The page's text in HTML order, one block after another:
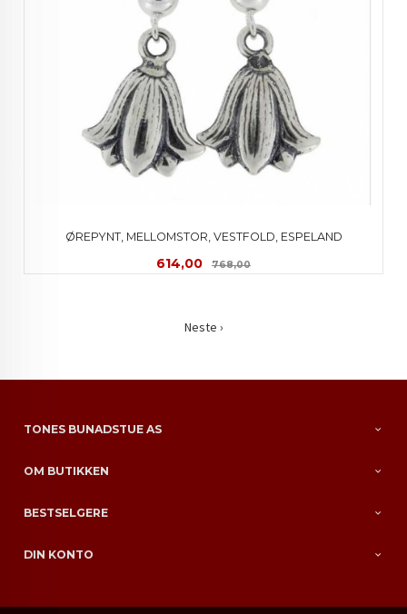
ØREPYNT, MELLOMSTOR, VESTFOLD, ESPELAND
Tilbud
614,00 768,00Rabatt
Neste ›
TONES BUNADSTUE AS
OM BUTIKKEN
BESTSELGERE
DIN KONTO